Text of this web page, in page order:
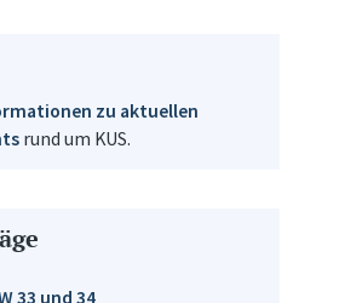
zu aktuellen
rund um KUS.
33 und 34